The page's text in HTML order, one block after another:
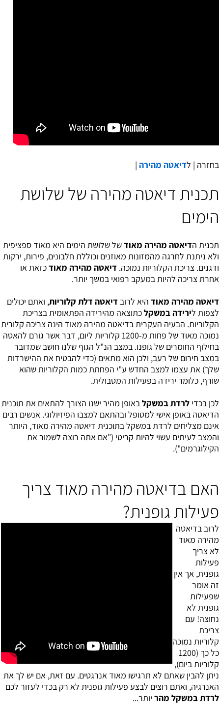
בחזרה | לדיאטה מהירה |
תכנית דיאטה מהירה של שלושת
הימים
תכנית הדיאטה מהירה מאודשל ​​שלושת הימים היא מאוד ספציפית
ולא ניתנת לחרגה מהמזונות מאוזנים וכוללת חלבונים, פירות, ירקות
ודגנים. צריכת הקלוריות נמוכה. דיאטה מהירה מאודכזאת או
אחרת צריכה להיות במעקב רפואי במשך יותר.
דיאטה מהירה מאוד היא לרוב דיאטה דלת קלוריות, ואתם יכולים
לצפות לירידה במשקלכתוצאה מהירידה הפתאומית בצריכת
הקלוריות. הבעיה העקרית בדיאטה מהירה מאוד הינה צריכה קלורית
נמוכה מאוד של פחות מ-1200 קלוריות ליום, דבר אשר גורם להאטה
בחילוף החומרים של גופנו. במצב הנ"ל הגוף שלנו חושב שמדובר
במצב חירום של רעב, ולכן הוא מתאים (כדי להבטיח את ההישרדות
שלך) את עצמו למצב החדש ע"י הפחתת כמות הקלוריות שהוא
שורף, כלומר ירידה בפעילות המטבולית.
לכן בכדי לרדת במשקל באופן מהיר ישנו הצורך להתאים את תוכנית
הדיאטה באופן אישי למטופל ובהתאם למצבו הפיזיולוגי. אנשים רבים
אינם מצליחים לרדת במשקל בתוכנית דיאטה מהירה מאוד, היותר
והמצב לעיתים עשוי להיות קריטי ("אם אתה רוצה לשמור את
הקילוגרמים").
האם בדיאטה מהירה מאוד צריך
פעילות גופנית?
לרוב בדיאטה
מהירה מאוד
לא צריך
פעילות
גופנית, אך אין
זה אומר
שפעילות
גופנית לא
נחוצה! עם
צריכת
קלוריות נמוכה
כל כך (1200
קלוריות ביום),
ניתן להבין שאתם לא תרגישו מאוד אנרגטים. עם זאת, אם יש לך את
האנרגיה, ואתם רוצים לבצע פעילות גופנית לא רק בכדי לעזור לכם
לרדת במשקל מהר יותר...